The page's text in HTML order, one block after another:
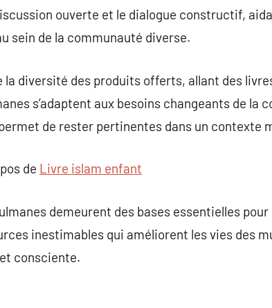
ouverte et le dialogue constructif,
sein de la communauté diverse.
la diversité des produits offerts, allant des
s’adaptent aux besoins changeants de la
de rester pertinentes dans un contexte
de Livre islam enfant
demeurent des bases essentielles
inestimables qui améliorent les vies des
consciente.